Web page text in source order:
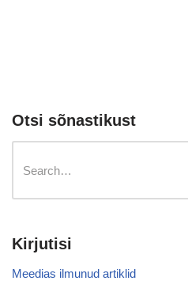
Otsi sõnastikust
Kirjutisi
Meedias ilmunud artiklid